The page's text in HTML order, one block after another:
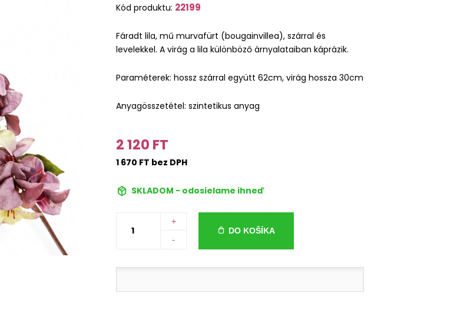
Kód produktu: 22199
Fáradt lila, mű murvafürt (bougainvillea), szárral és
levelekkel. A virág a lila különböző árnyalataiban káprázik.
Paraméterek: hossz szárral együtt 62cm, virág hossza 30cm
Anyagösszetétel: szintetikus anyag
2 120 FT
1 670 FT bez DPH
SKLADOM - odosielame ihneď
+
-
DO KOŠÍKA